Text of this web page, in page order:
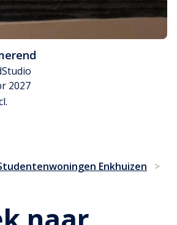
Studio
2027
Enkhuizen >